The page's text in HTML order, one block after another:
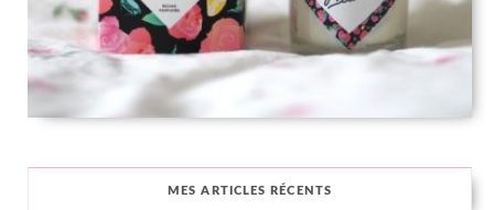
MES ARTICLES RÉCENTS